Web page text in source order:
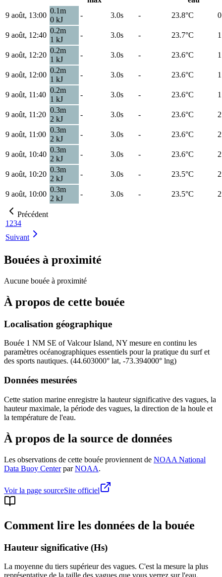
9 août, 13:00
0.1m
0 kJ
- 3.0s - 23.8°C 0
9 août, 12:40
0.2m
1 kJ
- 3.0s - 23.7°C 1
9 août, 12:20
0.2m
1 kJ
- 3.0s - 23.6°C 1
9 août, 12:00
0.2m
1 kJ
- 3.0s - 23.6°C 1
9 août, 11:40
0.2m
1 kJ
- 3.0s - 23.6°C 1
9 août, 11:20
0.3m
2 kJ
- 3.0s - 23.6°C 2
9 août, 11:00
0.3m
2 kJ
- 3.0s - 23.6°C 2
9 août, 10:40
0.3m
2 kJ
- 3.0s - 23.6°C 2
9 août, 10:20
0.3m
2 kJ
- 3.0s - 23.5°C 2
9 août, 10:00
0.3m
2 kJ
- 3.0s - 23.5°C 2
Précédent
1 234
Suivant
Bouées à proximité
Aucune bouée à proximité
À propos de cette bouée
Localisation géographique
Bouée 1 NM SE of Valcour Island, NY mesure en continu les
paramètres océanographiques essentiels pour la pratique du surf et
des sports nautiques. (44.603000° lat, -73.394000° lng)
Données mesurées
Cette station marine enregistre la hauteur significative des vagues, la
hauteur maximale, la période des vagues, la direction de la houle et
la température de l'eau.
À propos de la source de données
Les observations de cette bouée proviennent de NOAA National
Data Buoy Center par NOAA.
Voir la page sourceSite officiel
Comment lire les données de la bouée
Hauteur significative (Hs)
La moyenne du tiers supérieur des vagues. C'est la mesure la plus